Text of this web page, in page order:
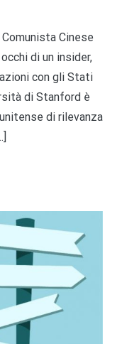
Cinese
di un insider,
con gli Stati
di Stanford è
di rilevanza